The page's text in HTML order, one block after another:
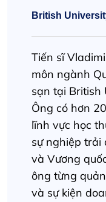
British
Tiến sĩ
môn ngành
sạn tại British
Ông có hơn
lĩnh vực học
sự nghiệp trải
và Vương
ông từng
và sự kiện